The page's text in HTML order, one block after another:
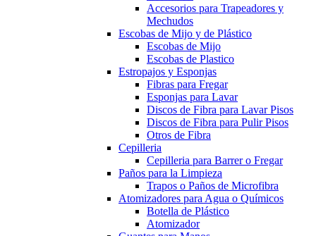
Accesorios para Trapeadores y
Mechudos
Escobas de Mijo y de Plástico
Escobas de Mijo
Escobas de Plastico
Estropajos y Esponjas
Fibras para Fregar
Esponjas para Lavar
Discos de Fibra para Lavar Pisos
Discos de Fibra para Pulir Pisos
Otros de Fibra
Cepilleria
Cepilleria para Barrer o Fregar
Paños para la Limpieza
Trapos o Paños de Microfibra
Atomizadores para Agua o Químicos
Botella de Plástico
Atomizador